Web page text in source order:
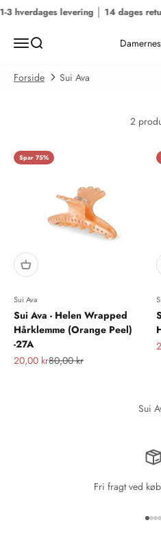
Spring til indhold
hverdages levering │ 14 dages
MenuSøg
Forside Sui Ava
2
Spar 75%
Sui Ava
Sui Ava - Helen Wrapped
Hårklemme (Orange Peel)
-27A
Salgspris
20,00 krNormalpris
80,00 kr
Sui
Fri fragt ved